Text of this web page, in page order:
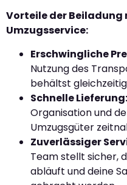
Vorteile der Beiladung
Umzugsservice:
Erschwingliche
Nutzung des
behältst
Schnelle Lieferung:
Organisation und
Umzugsgüter
Zuverlässiger
Team stellt sicher,
abläuft und deine